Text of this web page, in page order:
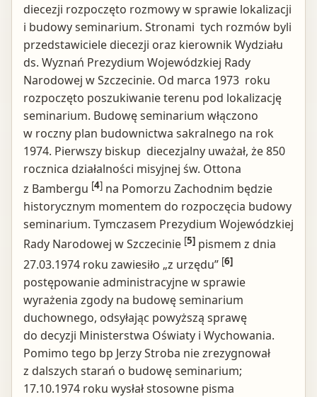
diecezji rozpoczęto rozmowy w sprawie lokalizacji
i budowy seminarium. Stronami tych rozmów byli
przedstawiciele diecezji oraz kierownik Wydziału
ds. Wyznań Prezydium Wojewódzkiej Rady
Narodowej w Szczecinie. Od marca 1973 roku
rozpoczęto poszukiwanie terenu pod lokalizację
seminarium. Budowę seminarium włączono
w roczny plan budownictwa sakralnego na rok
1974. Pierwszy biskup diecezjalny uważał, że 850
rocznica działalności misyjnej św. Ottona
z Bambergu [4] na Pomorzu Zachodnim będzie
historycznym momentem do rozpoczęcia budowy
seminarium. Tymczasem Prezydium Wojewódzkiej
Rady Narodowej w Szczecinie [5] pismem z dnia
27.03.1974 roku zawiesiło „z urzędu” [6]
postępowanie administracyjne w sprawie
wyrażenia zgody na budowę seminarium
duchownego, odsyłając powyższą sprawę
do decyzji Ministerstwa Oświaty i Wychowania.
Pomimo tego bp Jerzy Stroba nie zrezygnował
z dalszych starań o budowę seminarium;
17.10.1974 roku wysłał stosowne pisma